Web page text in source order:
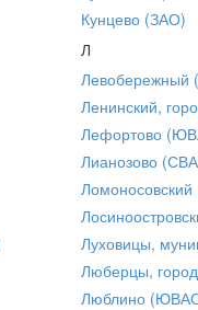
Кунцево (ЗАО)
Л
Ленинский,
Лефортово
Лианозово
Луховицы,
Люберцы,
Люблино